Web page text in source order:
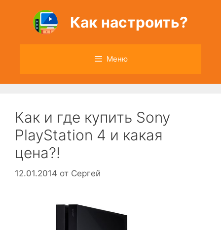
содержимому
Как настроить?
Меню
Как и где купить Sony
PlayStation 4 и какая
цена?!
12.01.2014 от Сергей